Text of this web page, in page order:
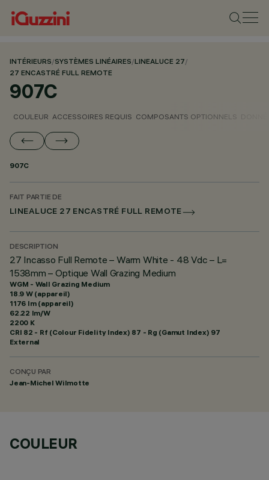
INTÉRIEURS/SYSTÈMES LINÉAIRES/LINEALUCE 27/
27 ENCASTRÉ FULL REMOTE
907C
COULEUR ACCESSOIRES REQUIS COMPOSANTS OPTIONNELS
907C
FAIT PARTIE DE
LINEALUCE 27 ENCASTRÉ FULL REMOTE
DESCRIPTION
27 Incasso Full Remote – Warm White - 48 Vdc – L=
1538mm – Optique Wall Grazing Medium
WGM - Wall Grazing Medium
18.9 W (appareil)
1176 lm (appareil)
62.22 lm/W
2200 K
CRI 82 - Rf (Colour Fidelity Index) 87 - Rg (Gamut Index) 97
External
CONÇU PAR
Jean-Michel Wilmotte
COULEUR